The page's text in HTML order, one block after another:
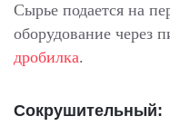
Сырье подается на
оборудование через
дробилка.
Сокрушительный: